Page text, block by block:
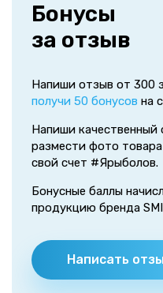
Бонусы
за отзыв
Напиши отзыв от 300
получи 50 бонусов на
Напиши качественный
размести фото
свой счет #Ярыболов.
Бонусные баллы
продукцию бренда
Написать